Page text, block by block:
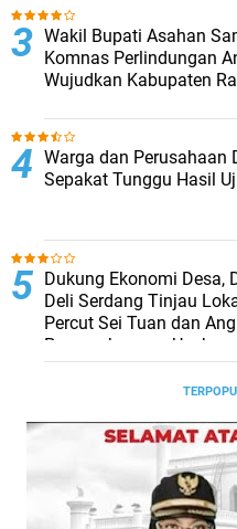
Wakil Bupati Asahan
Komnas Perlindungan
Wujudkan Kabupaten
Warga dan Perusahaan
Sepakat Tunggu Hasil
Dukung Ekonomi Desa,
Deli Serdang Tinjau
Percut Sei Tuan dan
Pengembangan Usaha